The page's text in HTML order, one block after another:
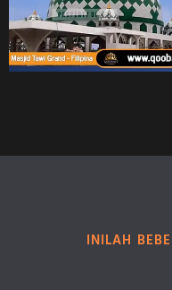
INILAH